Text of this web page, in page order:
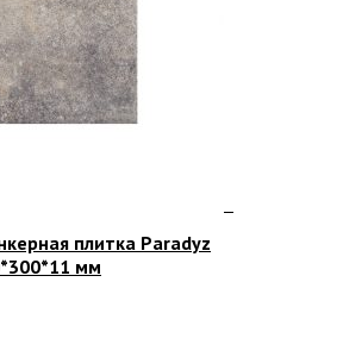
плитка Paradyz
мм